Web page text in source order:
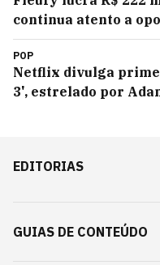
continua atento a
POP
Netflix divulga
3', estrelado por
EDITORIAS
GUIAS DE CONTEÚDO